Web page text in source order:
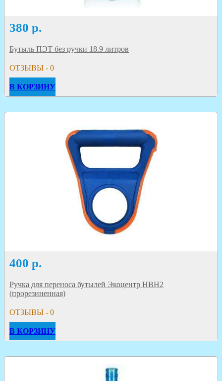
380 р.
Бутыль ПЭТ без ручки 18.9 литров
ОТЗЫВЫ - 0
В КОРЗИНУ
400 р.
Ручка для переноса бутылей Экоцентр HBH2
(прорезиненная)
ОТЗЫВЫ - 0
В КОРЗИНУ